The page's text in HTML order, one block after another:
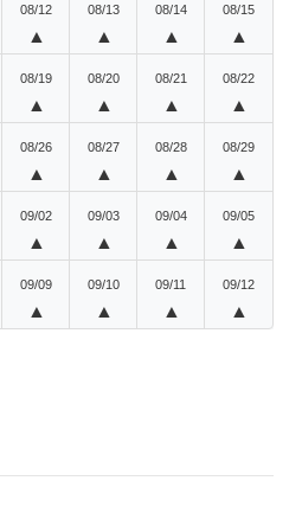
08/12
▲
08/13
▲
08/14
▲
08/15
▲
08/19
▲
08/20
▲
08/21
▲
08/22
▲
08/26
▲
08/27
▲
08/28
▲
08/29
▲
09/02
▲
09/03
▲
09/04
▲
09/05
▲
09/09
▲
09/10
▲
09/11
▲
09/12
▲